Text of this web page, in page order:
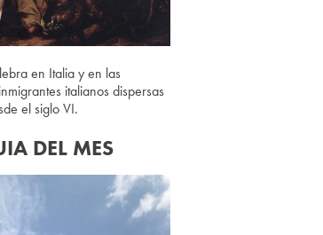
en Italia y en las
italianos dispersas
el siglo VI.
DEL MES